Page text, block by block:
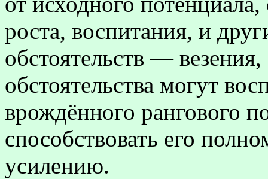
роста, воспитания, и
обстоятельств —
обстоятельства могут
врождённого рангового
способствовать его
усилению.